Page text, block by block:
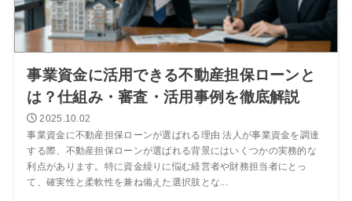
事業資金に活用できる不動産担保ローンと
は？仕組み・審査・活用事例を徹底解説
2025.10.02
事業資金に不動産担保ローンが選ばれる理由 法人が事業資金を調達
する際、不動産担保ローンが選ばれる背景にはいくつかの実務的な
利点があります。特に資金繰りに悩む経営者や財務担当者にとっ
て、確実性と柔軟性を兼ね備えた選択肢とな...